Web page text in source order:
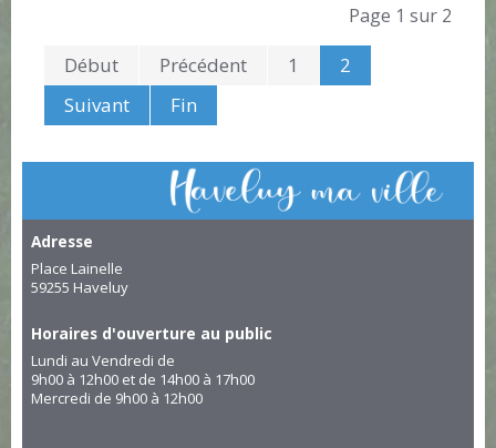
Page 1 sur 2
Début Précédent 1
2
Suivant
Fin
Adresse
Place Lainelle
59255 Haveluy
Horaires d'ouverture au public
Lundi au Vendredi de
9h00 à 12h00 et de 14h00 à 17h00
Mercredi de 9h00 à 12h00